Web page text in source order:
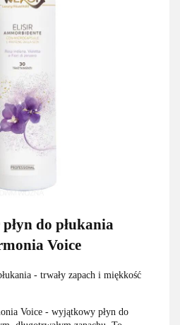
do płukania
Voice
- trwały zapach i miękkość
Voice - wyjątkowy płyn do